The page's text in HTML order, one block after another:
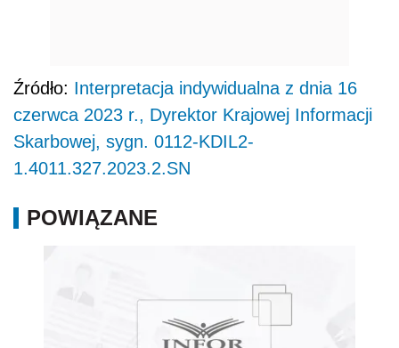
Źródło: Interpretacja indywidualna z dnia 16
czerwca 2023 r., Dyrektor Krajowej Informacji
Skarbowej, sygn. 0112-KDIL2-
1.4011.327.2023.2.SN
POWIĄZANE